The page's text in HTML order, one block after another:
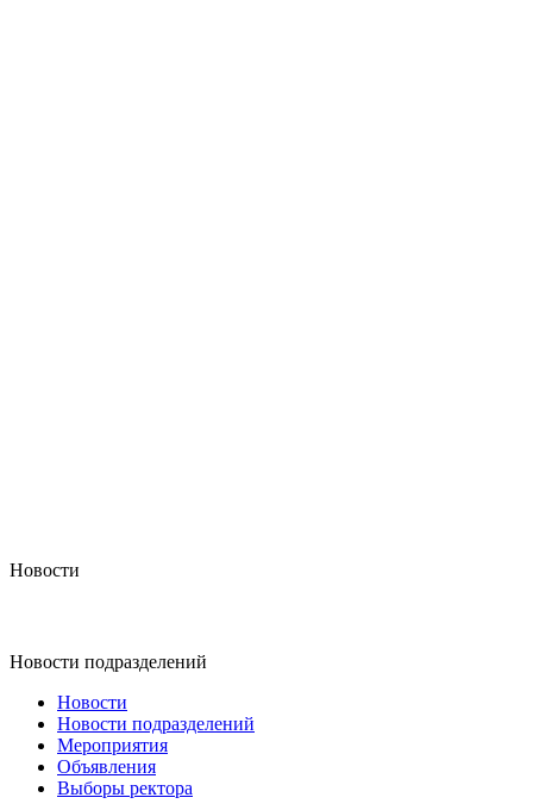
Новости
Новости подразделений
Новости
Новости подразделений
Мероприятия
Объявления
Выборы ректора